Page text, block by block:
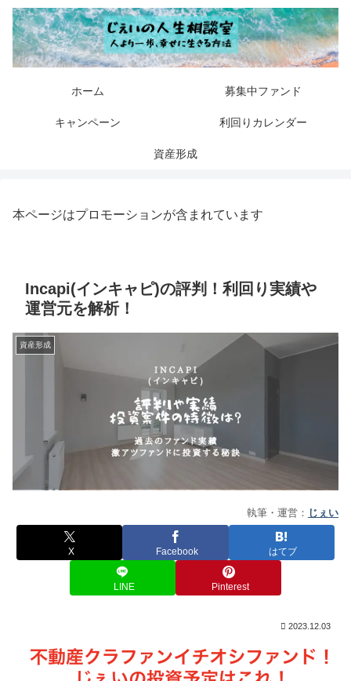
ホーム 募集中ファンド
キャンペーン 利回りカレンダー
資産形成
本ページはプロモーションが含まれています
Incapi(インキャピ)の評判！利回り実績や
運営元を解析！
資産形成
執筆・運営： じぇい
X Facebook はてブ
LINE Pinterest
2023.12.03